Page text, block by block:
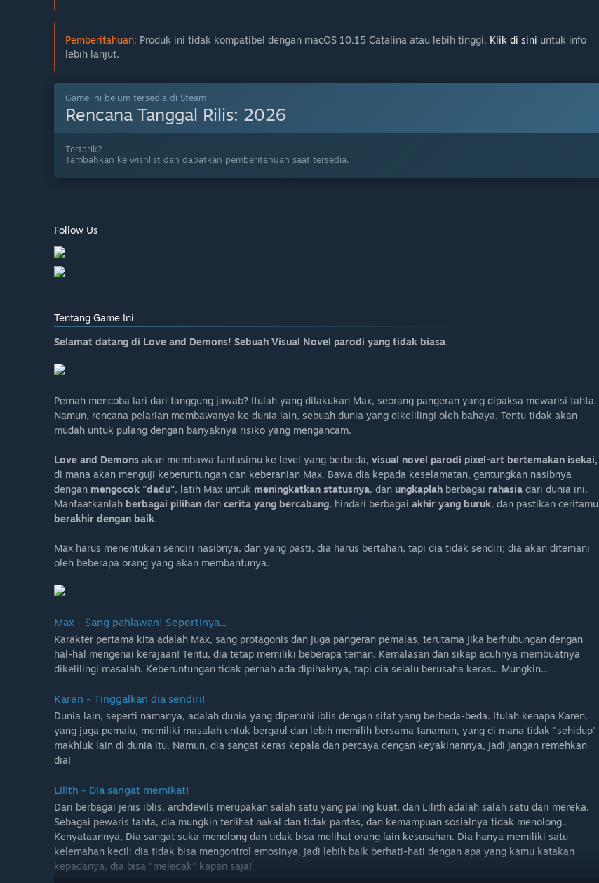
Pemberitahuan: Produk ini tidak kompatibel dengan macOS 10.15 Catalina atau lebih tinggi. Klik di sini untuk info
lebih lanjut.
Game ini belum tersedia di Steam
Rencana Tanggal Rilis: 2026
Tertarik?
Tambahkan ke wishlist dan dapatkan pemberitahuan saat tersedia.
Follow Us
Tentang Game Ini
Selamat datang di Love and Demons! Sebuah Visual Novel parodi yang tidak biasa.
Pernah mencoba lari dari tanggung jawab? Itulah yang dilakukan Max, seorang pangeran yang dipaksa mewarisi tahta.
Namun, rencana pelarian membawanya ke dunia lain, sebuah dunia yang dikelilingi oleh bahaya. Tentu tidak akan
mudah untuk pulang dengan banyaknya risiko yang mengancam.
Love and Demons akan membawa fantasimu ke level yang berbeda, visual novel parodi pixel-art bertemakan isekai,
di mana akan menguji keberuntungan dan keberanian Max. Bawa dia kepada keselamatan, gantungkan nasibnya
dengan mengocok "dadu", latih Max untuk meningkatkan statusnya, dan ungkaplah berbagai rahasia dari dunia ini.
Manfaatkanlah berbagai pilihan dan cerita yang bercabang, hindari berbagai akhir yang buruk, dan pastikan ceritamu
berakhir dengan baik.
Max harus menentukan sendiri nasibnya, dan yang pasti, dia harus bertahan, tapi dia tidak sendiri; dia akan ditemani
oleh beberapa orang yang akan membantunya.
Max - Sang pahlawan! Sepertinya...
Karakter pertama kita adalah Max, sang protagonis dan juga pangeran pemalas, terutama jika berhubungan dengan
hal-hal mengenai kerajaan! Tentu, dia tetap memiliki beberapa teman. Kemalasan dan sikap acuhnya membuatnya
dikelilingi masalah. Keberuntungan tidak pernah ada dipihaknya, tapi dia selalu berusaha keras... Mungkin...
Karen - Tinggalkan dia sendiri!
Dunia lain, seperti namanya, adalah dunia yang dipenuhi iblis dengan sifat yang berbeda-beda. Itulah kenapa Karen,
yang juga pemalu, memiliki masalah untuk bergaul dan lebih memilih bersama tanaman, yang di mana tidak "sehidup"
makhluk lain di dunia itu. Namun, dia sangat keras kepala dan percaya dengan keyakinannya, jadi jangan remehkan
dia!
Lilith - Dia sangat memikat!
Dari berbagai jenis iblis, archdevils merupakan salah satu yang paling kuat, dan Lilith adalah salah satu dari mereka.
Sebagai pewaris tahta, dia mungkin terlihat nakal dan tidak pantas, dan kemampuan sosialnya tidak menolong..
Kenyataannya, Dia sangat suka menolong dan tidak bisa melihat orang lain kesusahan. Dia hanya memiliki satu
kelemahan kecil: dia tidak bisa mengontrol emosinya, jadi lebih baik berhati-hati dengan apa yang kamu katakan
kepadanya, dia bisa "meledak" kapan saja!